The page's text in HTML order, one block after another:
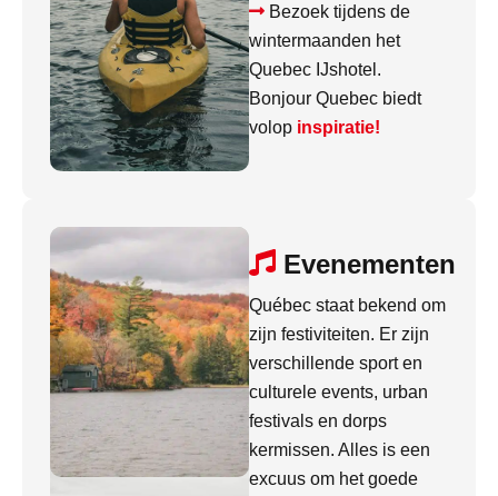
Bezoek tijdens de
wintermaanden het
Quebec IJshotel.
Bonjour Quebec biedt
volop inspiratie!
Evenementen
Québec staat bekend om
zijn festiviteiten. Er zijn
verschillende sport en
culturele events, urban
festivals en dorps
kermissen. Alles is een
excuus om het goede